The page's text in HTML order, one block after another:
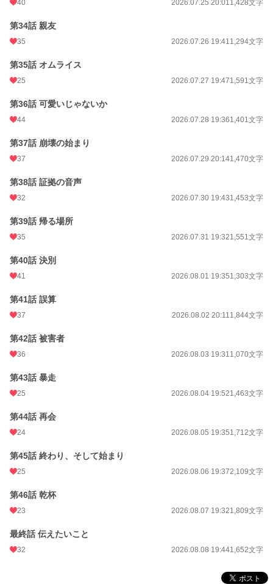
40 2026.07.25 20:011,428文字
第34話 親友
35 2026.07.26 19:411,294文字
第35話 オムライス
25 2026.07.27 19:471,591文字
第36話 可愛いじゃないか
44 2026.07.28 19:361,401文字
第37話 崩壊の始まり
37 2026.07.29 20:141,470文字
第38話 証拠の音声
32 2026.07.30 19:431,453文字
第39話 帰る場所
35 2026.07.31 19:321,551文字
第40話 決別
41 2026.08.01 19:351,303文字
第41話 誤算
37 2026.08.02 20:111,844文字
第42話 被害者
36 2026.08.03 19:311,070文字
第43話 暴走
25 2026.08.04 19:521,463文字
第44話 再会
24 2026.08.05 19:351,712文字
第45話 終わり、そして始まり
25 2026.08.06 19:372,109文字
第46話 乾杯
23 2026.08.07 19:321,809文字
最終話 伝えたいこと
32 2026.08.08 19:441,652文字